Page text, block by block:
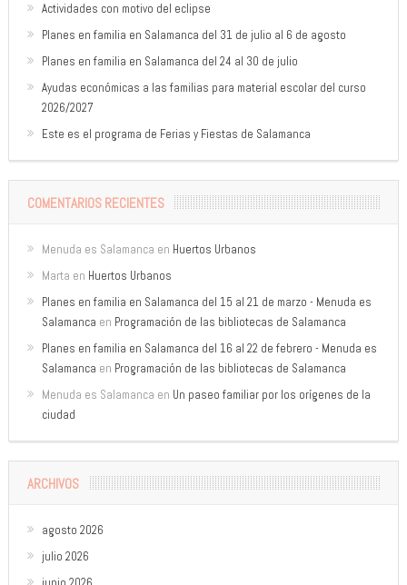
Actividades con motivo del eclipse
Planes en familia en Salamanca del 31 de julio al 6 de agosto
Planes en familia en Salamanca del 24 al 30 de julio
Ayudas económicas a las familias para material escolar del curso
2026/2027
Este es el programa de Ferias y Fiestas de Salamanca
COMENTARIOS RECIENTES
Menuda es Salamanca en Huertos Urbanos
Marta en Huertos Urbanos
Planes en familia en Salamanca del 15 al 21 de marzo - Menuda es
Salamanca en Programación de las bibliotecas de Salamanca
Planes en familia en Salamanca del 16 al 22 de febrero - Menuda es
Salamanca en Programación de las bibliotecas de Salamanca
Menuda es Salamanca en Un paseo familiar por los orígenes de la
ciudad
ARCHIVOS
agosto 2026
julio 2026